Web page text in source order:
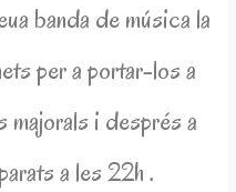
banda de música la
per a portar-los a
majorals i després a
a les 22h .